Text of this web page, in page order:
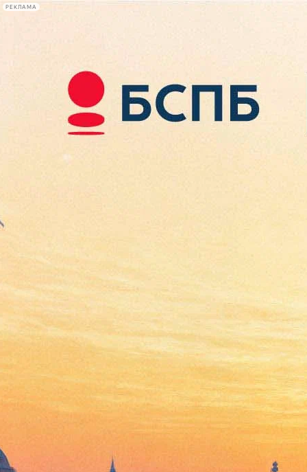
РЕКЛАМА
Сегодня:
2026.08.08
14:17
Афиша Plus
В Петербург может приехать
копия «Тайной вечери». Да
Винчи работал над ней со
своим учеником
Версия для печати